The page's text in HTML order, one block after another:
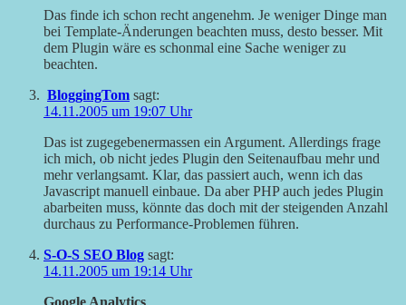
Das finde ich schon recht angenehm. Je weniger Dinge man
bei Template-Änderungen beachten muss, desto besser. Mit
dem Plugin wäre es schonmal eine Sache weniger zu
beachten.
BloggingTom sagt:
14.11.2005 um 19:07 Uhr
Das ist zugegebenermassen ein Argument. Allerdings frage
ich mich, ob nicht jedes Plugin den Seitenaufbau mehr und
mehr verlangsamt. Klar, das passiert auch, wenn ich das
Javascript manuell einbaue. Da aber PHP auch jedes Plugin
abarbeiten muss, könnte das doch mit der steigenden Anzahl
durchaus zu Performance-Problemen führen.
S-O-S SEO Blog sagt:
14.11.2005 um 19:14 Uhr
Google Analytics